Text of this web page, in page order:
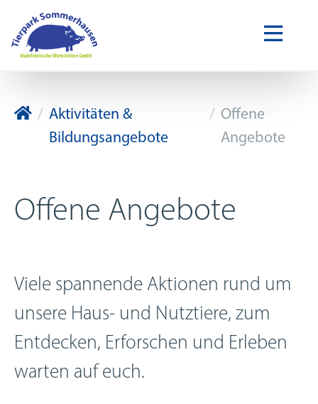
Tierpark Sommerhausen
Aktivitäten &
Bildungsangebote
Offene
Angebote
Offene Angebote
Viele spannende Aktionen rund um
unsere Haus- und Nutztiere, zum
Entdecken, Erforschen und Erleben
warten auf euch.